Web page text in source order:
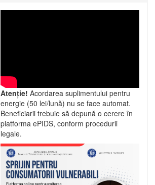
Atenție! Acordarea suplimentului pentru
energie (50 lei/lună) nu se face automat.
Beneficiarii trebuie să depună o cerere în
platforma ePIDS, conform procedurii
legale.